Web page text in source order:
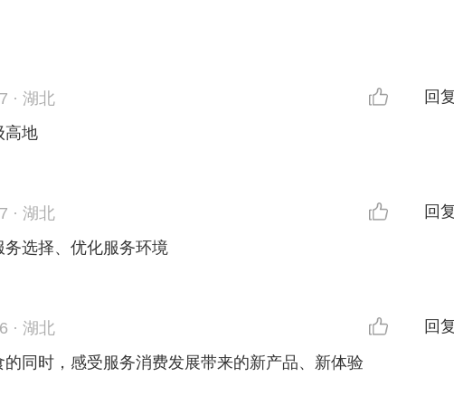
· 湖北
回复
高地
· 湖北
回复
选择、优化服务环境
· 湖北
回复
同时，感受服务消费发展带来的新产品、新体验